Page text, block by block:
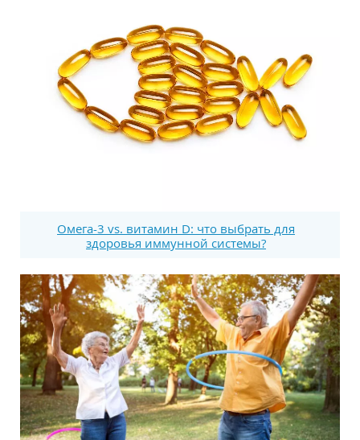
Омега-3 vs. витамин D: что выбрать для
здоровья иммунной системы?